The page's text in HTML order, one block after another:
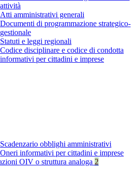
attività
Atti amministrativi generali
Documenti di programmazione strategico-
gestionale
Statuti e leggi regionali
Codice disciplinare e codice di condotta
per cittadini e imprese
Scadenzario obblighi amministrativi
Oneri informativi per cittadini e imprese
OIV o struttura analoga 2